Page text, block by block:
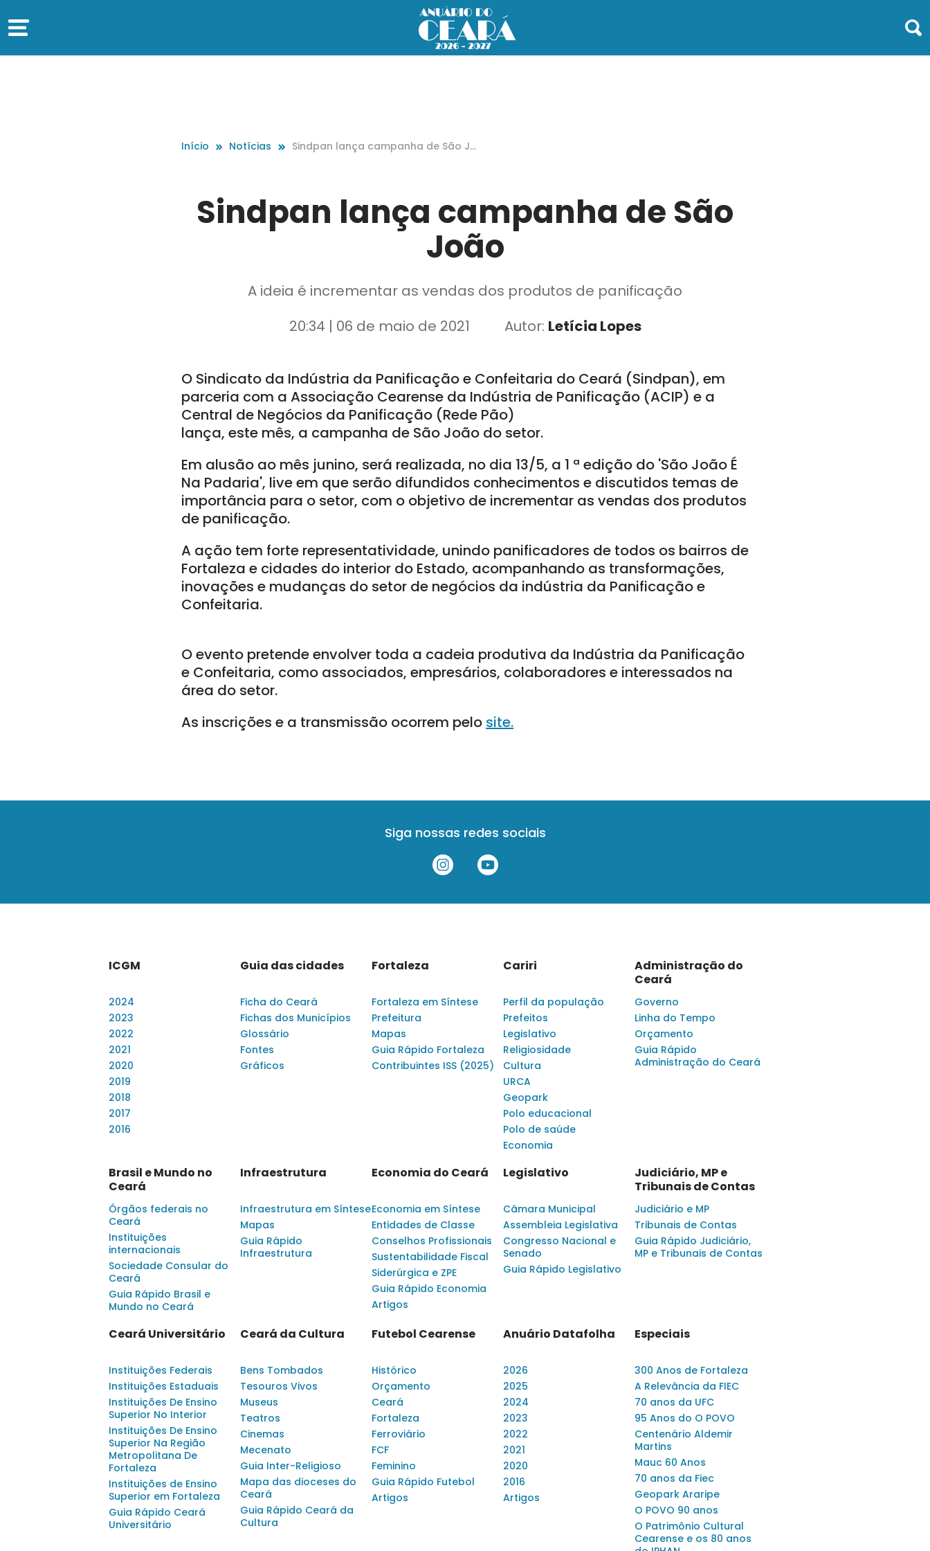
Início Notícias
Sindpan lança campanha de São Jo
Sindpan lança campanha de São
João
A ideia é incrementar as vendas dos produtos de panificação
20:34 | 06 de maio de 2021
Autor: Letícia Lopes
O Sindicato da Indústria da Panificação e Confeitaria do Ceará (Sindpan), em
parceria com a Associação Cearense da Indústria de Panificação (ACIP) e a
Central de Negócios da Panificação (Rede Pão)
lança, este mês, a campanha de São João do setor.
Em alusão ao mês junino, será realizada, no dia 13/5, a 1 ª edição do 'São João É
Na Padaria', live em que serão difundidos conhecimentos e discutidos temas de
importância para o setor, com o objetivo de incrementar as vendas dos produtos
de panificação.
A ação tem forte representatividade, unindo panificadores de todos os bairros de
Fortaleza e cidades do interior do Estado, acompanhando as transformações,
inovações e mudanças do setor de negócios da indústria da Panificação e
Confeitaria.
O evento pretende envolver toda a cadeia produtiva da Indústria da Panificação
e Confeitaria, como associados, empresários, colaboradores e interessados na
área do setor.
As inscrições e a transmissão ocorrem pelo site.
Siga nossas redes sociais
ICGM
2024
2023
2022
2021
2020
2019
2018
2017
2016
Guia das cidades
Ficha do Ceará
Fichas dos Municípios
Glossário
Fontes
Gráficos
Fortaleza
Fortaleza em Síntese
Prefeitura
Mapas
Guia Rápido Fortaleza
Contribuintes ISS (2025)
Cariri
Perfil da população
Prefeitos
Legislativo
Religiosidade
Cultura
URCA
Geopark
Polo educacional
Polo de saúde
Economia
Administração do
Ceará
Governo
Linha do Tempo
Orçamento
Guia Rápido
Administração do Ceará
Brasil e Mundo no
Ceará
Órgãos federais no
Ceará
Instituições
internacionais
Sociedade Consular do
Ceará
Guia Rápido Brasil e
Mundo no Ceará
Infraestrutura
Infraestrutura em Síntese
Mapas
Guia Rápido
Infraestrutura
Economia do Ceará
Economia em Síntese
Entidades de Classe
Conselhos Profissionais
Sustentabilidade Fiscal
Siderúrgica e ZPE
Guia Rápido Economia
Artigos
Legislativo
Câmara Municipal
Assembleia Legislativa
Congresso Nacional e
Senado
Guia Rápido Legislativo
Judiciário, MP e
Tribunais de Contas
Judiciário e MP
Tribunais de Contas
Guia Rápido Judiciário,
MP e Tribunais de Contas
Ceará Universitário
Instituições Federais
Instituições Estaduais
Instituições De Ensino
Superior No Interior
Instituições De Ensino
Superior Na Região
Metropolitana De
Fortaleza
Instituições de Ensino
Superior em Fortaleza
Guia Rápido Ceará
Universitário
Ceará da Cultura
Bens Tombados
Tesouros Vivos
Museus
Teatros
Cinemas
Mecenato
Guia Inter-Religioso
Mapa das dioceses do
Ceará
Guia Rápido Ceará da
Cultura
Futebol Cearense
Histórico
Orçamento
Ceará
Fortaleza
Ferroviário
FCF
Feminino
Guia Rápido Futebol
Artigos
Anuário Datafolha
2026
2025
2024
2023
2022
2021
2020
2016
Artigos
Especiais
300 Anos de Fortaleza
A Relevância da FIEC
70 anos da UFC
95 Anos do O POVO
Centenário Aldemir
Martins
Mauc 60 Anos
70 anos da Fiec
Geopark Araripe
O POVO 90 anos
O Patrimônio Cultural
Cearense e os 80 anos